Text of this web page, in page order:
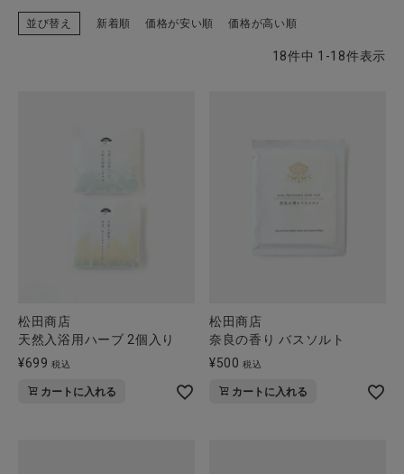
ブランド
並び替え 新着順 価格が安い順 価格が高い順
18件中 1 -18件表示
松田商店
天然入浴用ハーブ 2個入り
¥699 税込
カートに入れる
松田商店
奈良の香り バスソルト
¥500 税込
カートに入れる